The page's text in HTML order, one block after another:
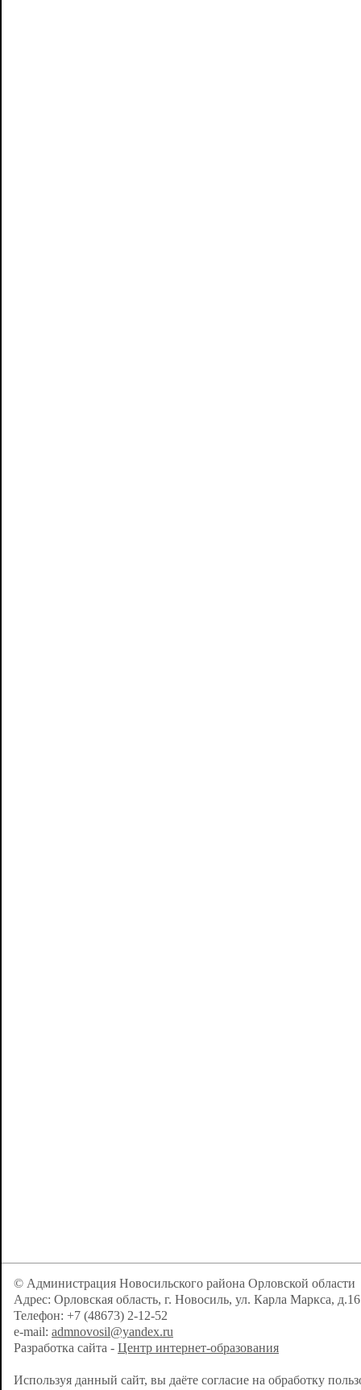
© Администрация Новосильского района Орловской области
Адрес: Орловская область, г. Новосиль, ул. Карла Маркса, д.16
Телефон: +7 (48673) 2-12-52
e-mail: admnovosil@yandex.ru
Разработка сайта - Центр интернет-образования
Используя данный сайт, вы даёте согласие на обработку